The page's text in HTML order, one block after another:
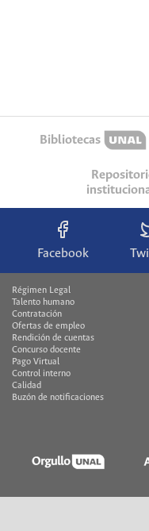
Bibliotecas
Facebook
Régimen Legal
Talento humano
Contratación
Ofertas de empleo
Rendición de cuentas
Concurso docente
Pago Virtual
Control interno
Calidad
Buzón de notificaciones